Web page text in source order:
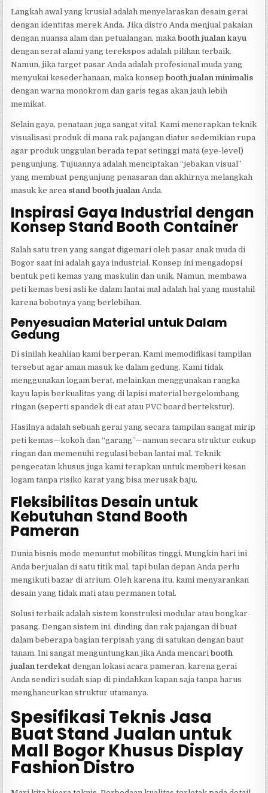
Langkah awal yang krusial adalah menyelaraskan desain gerai
dengan identitas merek Anda. Jika distro Anda menjual pakaian
dengan nuansa alam dan petualangan, makabooth jualan kayu
dengan serat alami yang terekspos adalah pilihan terbaik.
Namun, jika target pasar Anda adalah profesional muda yang
menyukai kesederhanaan, maka konsepbooth jualan minimalis
dengan warna monokrom dan garis tegas akan jauh lebih
memikat.
Selain gaya, penataan juga sangat vital. Kami menerapkan teknik
visualisasi produk di mana rak pajangan diatur sedemikian rupa
agar produk unggulan berada tepat setinggi mata (eye-level)
pengunjung. Tujuannya adalah menciptakan “jebakan visual”
yang membuat pengunjung penasaran dan akhirnya melangkah
masuk ke area stand booth jualan Anda.
Inspirasi Gaya Industrial dengan
Konsep Stand Booth Container
Salah satu tren yang sangat digemari oleh pasar anak muda di
Bogor saat ini adalah gaya industrial. Konsep ini mengadopsi
bentuk peti kemas yang maskulin dan unik. Namun, membawa
peti kemas besi asli ke dalam lantai mal adalah hal yang mustahil
karena bobotnya yang berlebihan.
Penyesuaian Material untuk Dalam
Gedung
Di sinilah keahlian kami berperan. Kami memodifikasi tampilan
tersebut agar aman masuk ke dalam gedung. Kami tidak
menggunakan logam berat, melainkan menggunakan rangka
kayu lapis berkualitas yang di lapisi material bergelombang
ringan (seperti spandek di cat atau PVC board bertekstur).
Hasilnya adalah sebuah gerai yang secara tampilan sangat mirip
peti kemas—kokoh dan “garang”—namun secara struktur cukup
ringan dan memenuhi regulasi beban lantai mal. Teknik
pengecatan khusus juga kami terapkan untuk memberi kesan
logam tanpa risiko karat yang bisa merusak baju.
Fleksibilitas Desain untuk
Kebutuhan Stand Booth
Pameran
Dunia bisnis mode menuntut mobilitas tinggi. Mungkin hari ini
Anda berjualan di satu titik mal, tapi bulan depan Anda perlu
mengikuti bazar di atrium. Oleh karena itu, kami menyarankan
desain yang tidak mati atau permanen total.
Solusi terbaik adalah sistem konstruksi modular atau bongkar-
pasang. Dengan sistem ini, dinding dan rak pajangan di buat
dalam beberapa bagian terpisah yang di satukan dengan baut
tanam. Ini sangat menguntungkan jika Anda mencaribooth
jualan terdekat dengan lokasi acara pameran, karena gerai
Anda sendiri sudah siap di pindahkan kapan saja tanpa harus
menghancurkan struktur utamanya.
Spesifikasi Teknis Jasa
Buat Stand Jualan untuk
Mall Bogor Khusus Display
Fashion Distro